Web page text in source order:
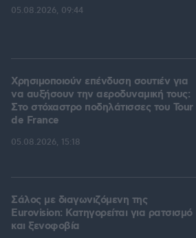
05.08.2026, 09:44
Χρησιμοποιούν επένδυση σουτιέν για
να αυξήσουν την αεροδυναμική τους:
Στο στόχαστρο ποδηλάτισσες του Tour
de France
05.08.2026, 15:18
Σάλος με διαγωνιζόμενη της
Eurovision: Κατηγορείται για ρατσισμό
και ξενοφοβία